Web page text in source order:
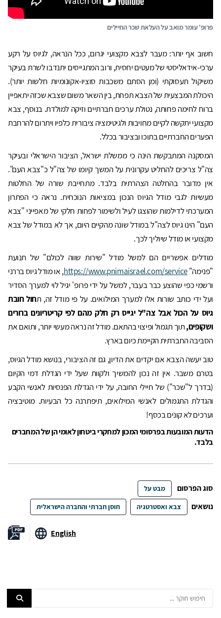
פרופ' עומר מואב על העלאת שכר החיילים
חשוב אף יותר: מעבר לצבא מקצועי יגרום, ככל הנראה, לגיוס על רקע
ערכי-אידאליסטי של מעטים יחסית, ורוב המתגייסים יתנדבו לשרת בעיקר
משיקול תעסוקתי (ומן הסתם משכבות סוציו-אקונומיות חלשות יותר).
היכולת המבצעית של הצבא תפחת, בין השאר משום שצבא שכזה יתאפיין
ברוח לחימה פחותה, נטולת ערכים חברתיים וזיקה למולדת. בנוסף, צבא
מקצועי יתקשה לקיים מחויבות ולגיטימציה ציבורית כלפיו ויתרום להרחבת
הפערים החברתיים בתוכו ובציבור בכלל.
המסקנה המתבקשת הינה כי ממשלת ישראל, הציבור הישראלי ובעיקר
צה"ל צריכים להחליט עקרונית על המשך קיומו של צה"ל כ"צבא העם".
אין מדובר בהחלטה הצהרתית בלבד. מתחייבת שורה של החלטות
מעשיות לגבי מודל הגיוס הנכון במציאות הנוכחית. נראה כי הפתרון
המערכתי לדילמות שהוצגו לעיל ולשימור לפחות חלקי של מאפייני "צבא
העם" הינו גיוס לצה"ל במודל שונה מהקיים היום, אך לא במודל של צבא
מקצועי או מודל שיוליך לכך.
מודלים אפשריים הם למשל מודל "שירות שווה לכולם" של תנועת
"פנימה"https://www.pnimaisrael.com/service, או מודל גיוס בררני
ורשמי כפי שהוצע כבר בעבר, למשל על ידי פרופ' יגיל לוי למערך הסדיר
ועל ידי כותב שורות אלו למערך המילואים. על פי מודל זה, תחול חובת
גיוס על הכול אבל צה"ל יגייס רק חלק מהם לפי קריטריונים ברורים
ושקופים,תוך תגמול ופיצוי בהתאם. מודל זה נראה מעשי יותר, ותואם את
הסביבה החברתית הקיימת כיום בארץ.
טוב יעשה הצבא אם יקדים את הדיון, גם זה הציבורי, בנושא מודל הגיוס,
בטרם משבר. אין זה נכון להמשיך ולקוות שעל ידי הגדלת דמי הקיום
(בדרך ל"שכר") של חיילי החובה, על ידי הגדלת הפנסיות לאנשי הקבע
והגדלת התגמולים לאנשי המילואים, תיפתרנה כל הבעיות. מוטיבציה
וערכים לא קונים בכסף!
הדעות המובעות בפרסומי המכון למחקרי ביטחון לאומי הן של המחברים
בלבד.
סוג הפרסום מבט על
נושאים צבא ואסטרטגיה חוסן חברתי והחברה הישראלית
English